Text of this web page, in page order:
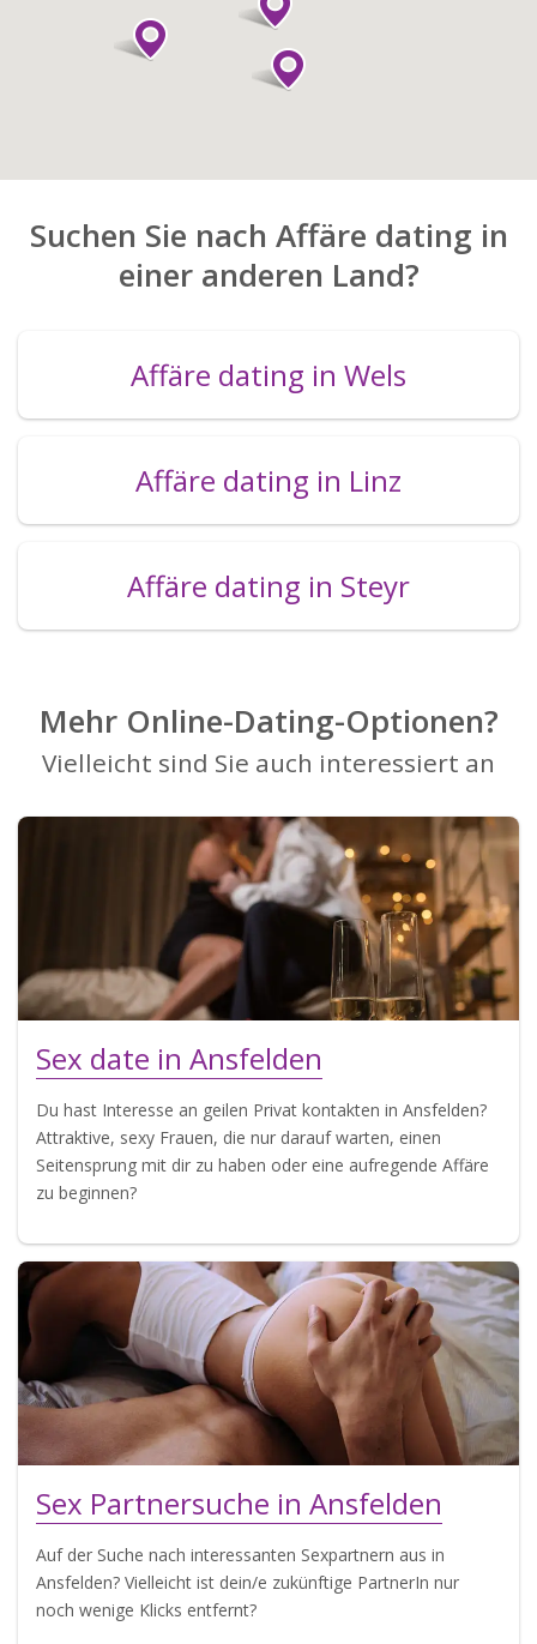
Suchen Sie nach Affäre dating in
einer anderen Land?
Affäre dating in Wels
Affäre dating in Linz
Affäre dating in Steyr
Mehr Online-Dating-Optionen?
Vielleicht sind Sie auch interessiert an
Sex date in Ansfelden
Du hast Interesse an geilen Privat kontakten in Ansfelden?
Attraktive, sexy Frauen, die nur darauf warten, einen
Seitensprung mit dir zu haben oder eine aufregende Affäre
zu beginnen?
Sex Partnersuche in Ansfelden
Auf der Suche nach interessanten Sexpartnern aus in
Ansfelden? Vielleicht ist dein/e zukünftige PartnerIn nur
noch wenige Klicks entfernt?